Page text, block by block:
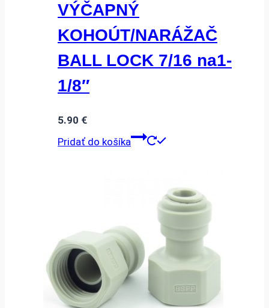
VÝČAPNÝ
KOHOÚT/NARÁŽAČ
BALL LOCK 7/16 na1-
1/8″
5.90 €
Pridať do košíka